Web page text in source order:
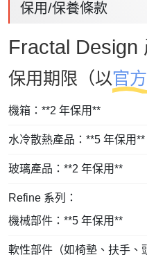
保用/保養條款
Fractal Design
保用期限（以官
機箱：**2 年保用**
水冷散熱產品：**5 年保用**
玻璃產品：**2 年保用**
Refine 系列：
機械部件：**5 年保用**
軟性部件（如椅墊、扶手、